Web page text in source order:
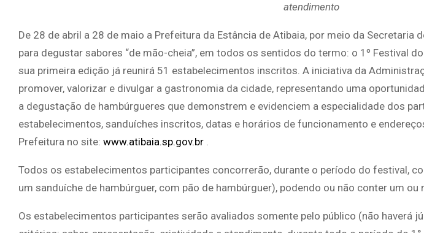
atendimento
De 28 de abril a 28 de maio a Prefeitura da Estância de Atibaia, por meio da Secretaria
para degustar sabores “de mão-cheia”, em todos os sentidos do termo: o 1º Festival
sua primeira edição já reunirá 51 estabelecimentos inscritos. A iniciativa da
promover, valorizar e divulgar a gastronomia da cidade, representando uma
a degustação de hambúrgueres que demonstrem e evidenciem a especialidade dos
estabelecimentos, sanduíches inscritos, datas e horários de funcionamento e
Prefeitura no site: www.atibaia.sp.gov.br .
Todos os estabelecimentos participantes concorrerão, durante o período do festival,
um sanduíche de hambúrguer, com pão de hambúrguer), podendo ou não conter um
Os estabelecimentos participantes serão avaliados somente pelo público (não haverá